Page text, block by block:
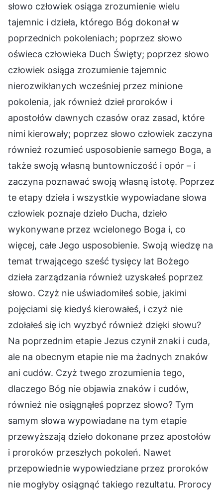
słowo człowiek osiąga zrozumienie wielu
tajemnic i dzieła, którego Bóg dokonał w
poprzednich pokoleniach; poprzez słowo
oświeca człowieka Duch Święty; poprzez słowo
człowiek osiąga zrozumienie tajemnic
nierozwikłanych wcześniej przez minione
pokolenia, jak również dzieł proroków i
apostołów dawnych czasów oraz zasad, które
nimi kierowały; poprzez słowo człowiek zaczyna
również rozumieć usposobienie samego Boga, a
także swoją własną buntowniczość i opór – i
zaczyna poznawać swoją własną istotę. Poprzez
te etapy dzieła i wszystkie wypowiadane słowa
człowiek poznaje dzieło Ducha, dzieło
wykonywane przez wcielonego Boga i, co
więcej, całe Jego usposobienie. Swoją wiedzę na
temat trwającego sześć tysięcy lat Bożego
dzieła zarządzania również uzyskałeś poprzez
słowo. Czyż nie uświadomiłeś sobie, jakimi
pojęciami się kiedyś kierowałeś, i czyż nie
zdołałeś się ich wyzbyć również dzięki słowu?
Na poprzednim etapie Jezus czynił znaki i cuda,
ale na obecnym etapie nie ma żadnych znaków
ani cudów. Czyż twego zrozumienia tego,
dlaczego Bóg nie objawia znaków i cudów,
również nie osiągnąłeś poprzez słowo? Tym
samym słowa wypowiadane na tym etapie
przewyższają dzieło dokonane przez apostołów
i proroków przeszłych pokoleń. Nawet
przepowiednie wypowiedziane przez proroków
nie mogłyby osiągnąć takiego rezultatu. Prorocy